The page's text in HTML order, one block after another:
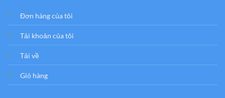
Đơn hàng của tôi
Tải khoản của tôi
Tải về
Giỏ hàng